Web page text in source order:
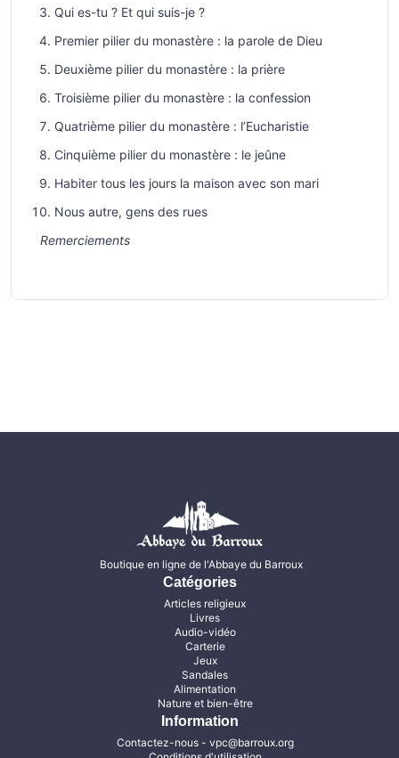
Qui es-tu ? Et qui suis-je ?
Premier pilier du monastère : la parole de Dieu
Deuxième pilier du monastère : la prière
Troisième pilier du monastère : la confession
Quatrième pilier du monastère : l’Eucharistie
Cinquième pilier du monastère : le jeûne
Habiter tous les jours la maison avec son mari
Nous autre, gens des rues
Remerciements
Boutique en ligne de l'Abbaye du Barroux
Catégories
Articles religieux
Livres
Audio-vidéo
Carterie
Jeux
Sandales
Alimentation
Nature et bien-être
Information
Contactez-nous- vpc@barroux.org